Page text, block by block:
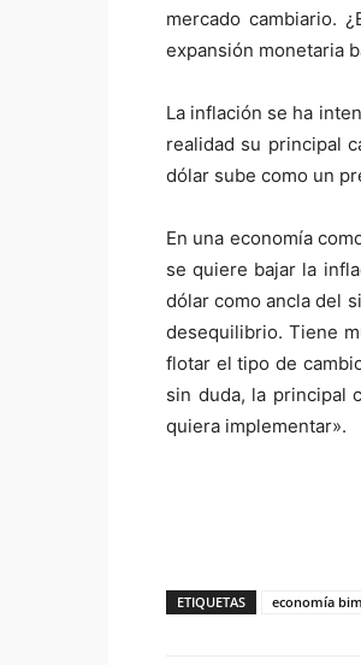
mercado cambiario.
expansión monetaria
La inflación se ha
realidad su principal
dólar sube como un
En una economía
se quiere bajar la
dólar como ancla del
desequilibrio. Tiene
flotar el tipo de
sin duda, la principal
quiera implementar».
ETIQUETAS economía